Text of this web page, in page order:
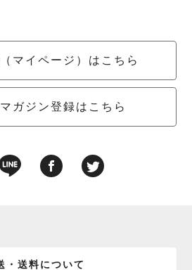
マイページ）はこちら
ガジン登録はこちら
・送料について